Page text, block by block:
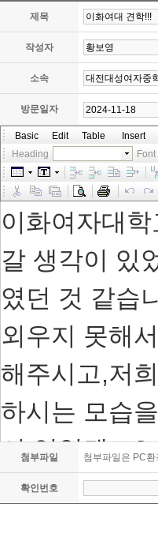
제목
작성자
소속
방문일자
Basic Edit Table Insert
Heading
Font
첨부파일 첨부파일은 PC
확인번호